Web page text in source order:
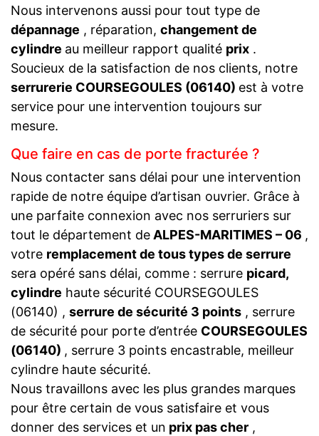
Nous intervenons aussi pour tout type de
dépannage , réparation, changement de
cylindre au meilleur rapport qualité prix .
Soucieux de la satisfaction de nos clients, notre
serrurerie COURSEGOULES (06140) est à votre
service pour une intervention toujours sur
mesure.
Que faire en cas de porte fracturée ?
Nous contacter sans délai pour une intervention
rapide de notre équipe d’artisan ouvrier. Grâce à
une parfaite connexion avec nos serruriers sur
tout le département deALPES-MARITIMES – 06 ,
votre remplacement de tous types de serrure
sera opéré sans délai, comme : serrure picard,
cylindre haute sécurité COURSEGOULES
(06140) , serrure de sécurité 3 points , serrure
de sécurité pour porte d’entrée COURSEGOULES
(06140) , serrure 3 points encastrable, meilleur
cylindre haute sécurité.
Nous travaillons avec les plus grandes marques
pour être certain de vous satisfaire et vous
donner des services et un prix pas cher ,